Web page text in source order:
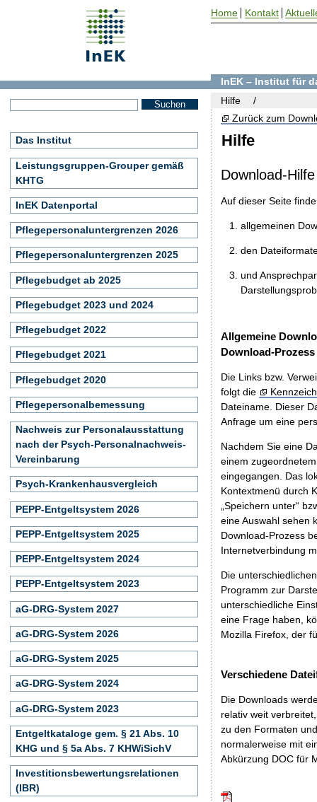
Hilfe
Zurück zum
Download-Hilfe
Auf dieser Seite
allgemeinen
den
und
Allgemeine
Download-Prozess
Die Links bzw.
folgt die
Dateiname. Dieser
Anfrage um eine
Nachdem Sie eine
einem
eingegangen. Das
Kontextmenü durch
„Speichern unter“
eine Auswahl sehen
Download-Prozess
Internetverbindung
Die
Programm zur
unterschiedliche
eine Frage haben,
Mozilla Firefox, der
Verschiedene
Die Downloads
relativ weit
zu den Formaten
normalerweise mit
Abkürzung DOC für
InEK – Institut für
Hilfe
Das Institut
Leistungsgruppen-Grouper gemäß
KHTG
InEK Datenportal
Pflegepersonaluntergrenzen 2026
Pflegepersonaluntergrenzen 2025
Pflegebudget ab 2025
Pflegebudget 2023 und 2024
Pflegebudget 2022
Pflegebudget 2021
Pflegebudget 2020
Pflegepersonalbemessung
Nachweis zur Personalausstattung
nach der Psych-Personalnachweis-
Vereinbarung
Psych-Krankenhausvergleich
PEPP-Entgeltsystem 2026
PEPP-Entgeltsystem 2025
PEPP-Entgeltsystem 2024
PEPP-Entgeltsystem 2023
aG-DRG-System 2027
aG-DRG-System 2026
aG-DRG-System 2025
aG-DRG-System 2024
aG-DRG-System 2023
Entgeltkataloge gem. § 21 Abs. 10
KHG und § 5a Abs. 7 KHWiSichV
Investitionsbewertungsrelationen
(IBR)
Home Kontakt